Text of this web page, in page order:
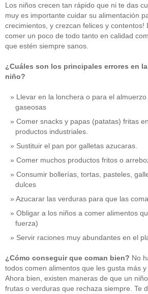
Los niños crecen tan rápido que ni te das
muy es importante cuidar su alimentación
crecimientos, y crezcan felices y contentos!
comer un poco de todo tanto en calidad
que estén siempre sanos.
¿Cuáles son los principales errores en
niño?
Llevar en la lonchera o para el
gaseosas
Comer snacks y papas (patatas) fritas
productos industriales.
Sustituir el pan por galletas azucaras.
Comer muchos productos fritos o
Consumir bollerías, tortas, pasteles,
dulces
Azucarar las verduras para que las
Obligar a los niños a comer alimentos
fuerza)
Servir raciones muy abundantes en el
¿Cómo conseguir que coman bien? No
todos comen alimentos que les gusta más
Ahora bien, existen maneras de que un
frutas o verduras que rechaza siempre. Te